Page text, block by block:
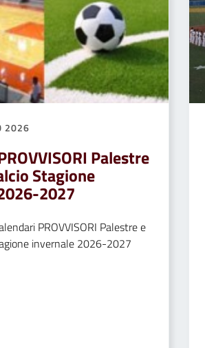
2026
Palestre
Stagione
2027
PROVVISORI Palestre e
invernale 2026-2027